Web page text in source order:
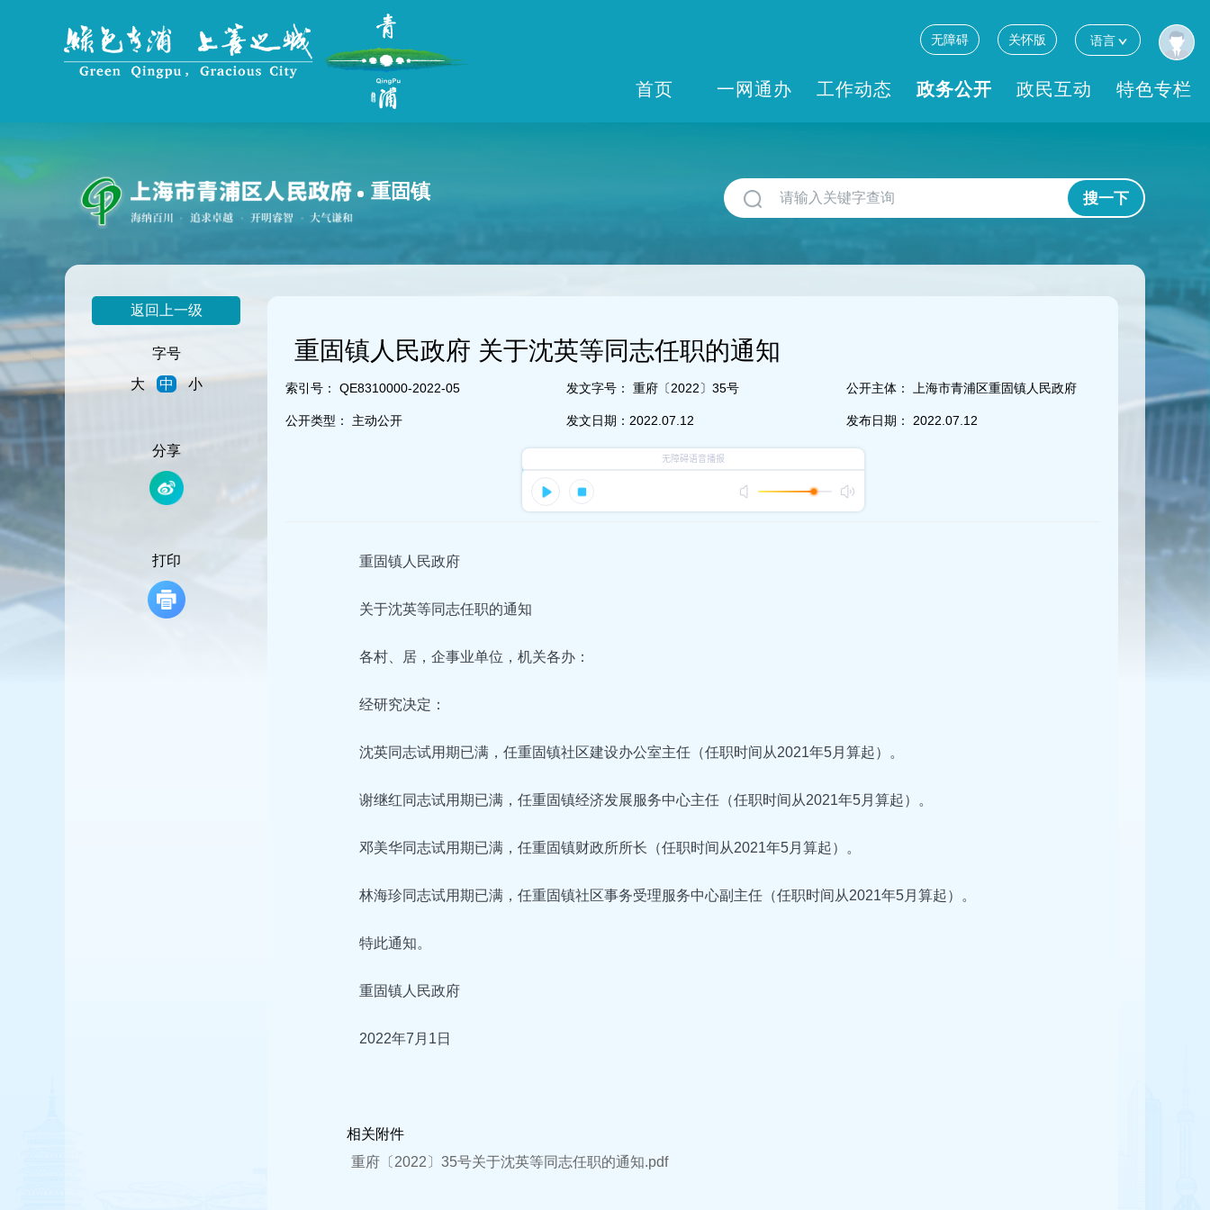
到
主
要
内
无障碍 关怀版 语言
首页 一网通办 工作动态 政务公开 政民互动 特色专栏
重固镇 搜一下
返回上一级
字号
大
中 小
分享
打印
重固镇人民政府 关于沈英等同志任职的通知
索引号： QE8310000-2022-05
公开类型： 主动公开
发文字号： 重府〔2022〕35号
发文日期： 2022.07.12
公开主体： 上海市青浦区重固镇人民政府
发布日期： 2022.07.12
重固镇人民政府
关于沈英等同志任职的通知
各村、居，企事业单位，机关各办：
经研究决定：
沈英同志试用期已满，任重固镇社区建设办公室主任（任职时间从2021年5月算起）。
谢继红同志试用期已满，任重固镇经济发展服务中心主任（任职时间从2021年5月算起）。
邓美华同志试用期已满，任重固镇财政所所长（任职时间从2021年5月算起）。
林海珍同志试用期已满，任重固镇社区事务受理服务中心副主任（任职时间从2021年5月算起）。
特此通知。
重固镇人民政府
2022年7月1日
相关附件
重府〔2022〕35号关于沈英等同志任职的通知.pdf